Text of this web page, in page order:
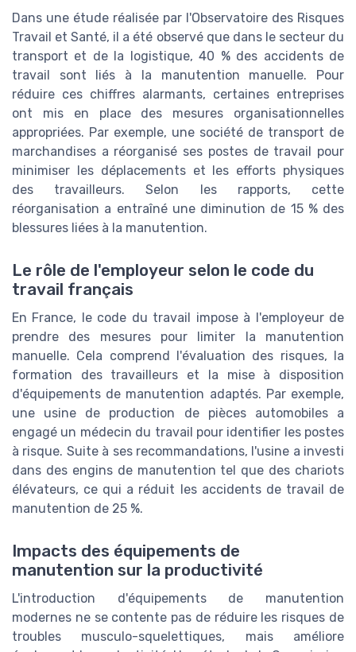
Dans une étude réalisée par l'Observatoire des Risques
Travail et Santé, il a été observé que dans le secteur du
transport et de la logistique, 40 % des accidents de
travail sont liés à la manutention manuelle. Pour
réduire ces chiffres alarmants, certaines entreprises
ont mis en place des mesures organisationnelles
appropriées. Par exemple, une société de transport de
marchandises a réorganisé ses postes de travail pour
minimiser les déplacements et les efforts physiques
des travailleurs. Selon les rapports, cette
réorganisation a entraîné une diminution de 15 % des
blessures liées à la manutention.
Le rôle de l'employeur selon le code du
travail français
En France, le code du travail impose à l'employeur de
prendre des mesures pour limiter la manutention
manuelle. Cela comprend l'évaluation des risques, la
formation des travailleurs et la mise à disposition
d'équipements de manutention adaptés. Par exemple,
une usine de production de pièces automobiles a
engagé un médecin du travail pour identifier les postes
à risque. Suite à ses recommandations, l'usine a investi
dans des engins de manutention tel que des chariots
élévateurs, ce qui a réduit les accidents de travail de
manutention de 25 %.
Impacts des équipements de
manutention sur la productivité
L'introduction d'équipements de manutention
modernes ne se contente pas de réduire les risques de
troubles musculo-squelettiques, mais améliore